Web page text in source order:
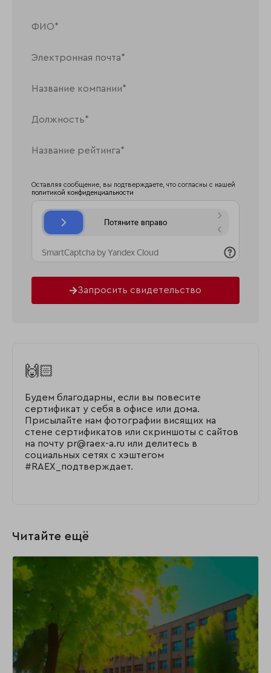
Оставляя сообщение, вы подтверждаете, что согласны с нашей
политикой конфиденциальности
Запросить свидетельство
🙌🏻
Будем благодарны, если вы повесите
сертификат у себя в офисе или дома.
Присылайте нам фотографии висящих на
стене сертификатов или скриншоты с сайтов
на почту pr@raex-a.ru или делитесь в
социальных сетях с хэштегом
#RAEX_подтверждает.
Читайте ещё